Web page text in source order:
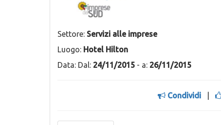
Settore: Servizi alle imprese
Luogo: Hotel Hilton
Data: Dal: 24/11/2015 - a: 26/11/2015
Condividi|